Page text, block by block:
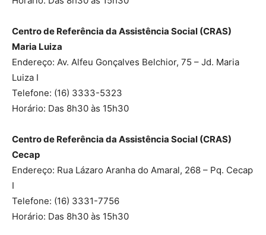
Centro de Referência da Assistência Social (CRAS)
Maria Luiza
Endereço: Av. Alfeu Gonçalves Belchior, 75 – Jd. Maria
Luiza I
Telefone: (16) 3333-5323
Horário: Das 8h30 às 15h30
Centro de Referência da Assistência Social (CRAS)
Cecap
Endereço: Rua Lázaro Aranha do Amaral, 268 – Pq. Cecap
I
Telefone: (16) 3331-7756
Horário: Das 8h30 às 15h30